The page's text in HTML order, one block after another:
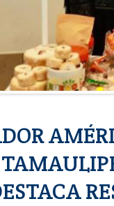
la SET
TRABAJOS DE
EL RITMO DE
Protección Civil de
Gobierno de